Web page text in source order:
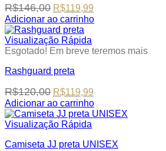
options
may
be
chosen
on
product
R$146,00 Original
price
was:
R$146,00.
R$119,99
price
Adicionar ao carrinho
This
product
has
variants.
options
may
be
chosen
the
Visualização Rápida
Esgotado! Em breve teremos mais
Rashguard preta
R$120,00 Original
price
was:
R$120,00.
R$119,99
price
is:
Adicionar ao carrinho
This
product
multiple
Visualização Rápida
Camiseta JJ preta UNISEX